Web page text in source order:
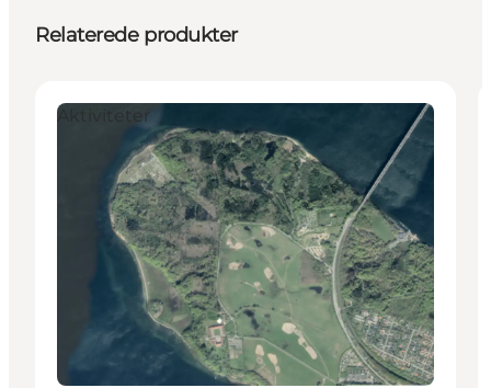
Relaterede produkter
Aktiviteter